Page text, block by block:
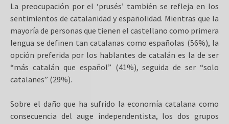
La preocupación por el ‘prusés’ también se refleja en los
sentimientos de catalanidad y españolidad. Mientras que la
mayoría de personas que tienen el castellano como primera
lengua se definen tan catalanas como españolas (56%), la
opción preferida por los hablantes de catalán es la de ser
“más catalán que español” (41%), seguida de ser “solo
catalanes” (29%).
Sobre el daño que ha sufrido la economía catalana como
consecuencia del auge independentista, los dos grupos